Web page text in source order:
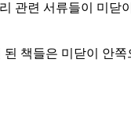
관련 서류들이 미닫
책들은 미닫이 안